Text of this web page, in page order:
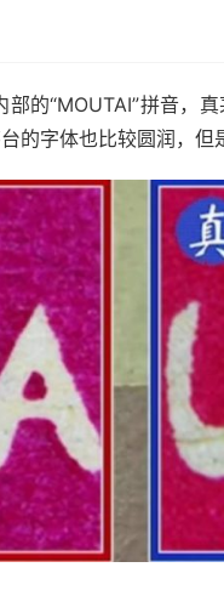
的“MOUTAI”拼音，
的字体也比较圆润，但